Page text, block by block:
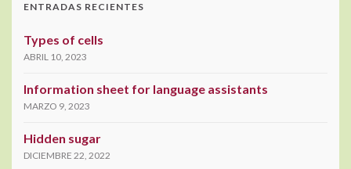
ENTRADAS RECIENTES
Types of cells
ABRIL 10, 2023
Information sheet for language assistants
MARZO 9, 2023
Hidden sugar
DICIEMBRE 22, 2022